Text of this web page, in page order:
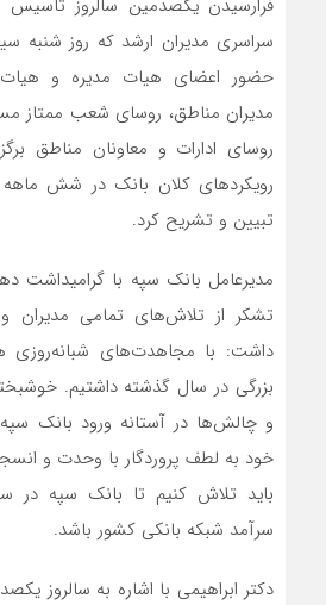
فرارسیدن یکصدمین سالروز
سراسری مدیران ارشد که روز شنبه
حضور اعضای هیات مدیره و هیات
مدیران مناطق، روسای شعب ممتاز
روسای ادارات و معاونان مناطق
تبیین و تشریح کرد.
مدیرعامل بانک سپه با گرامیداشت
تشکر از تلاش‌های تمامی مدیران و
داشت: با مجاهدت‌های شبانه‌روزی
بزرگی در سال گذشته داشتیم.
و چالش‌ها در آستانه ورود بانک
خود به لطف پروردگار با وحدت و
باید تلاش کنیم تا بانک سپه در
سرآمد شبکه بانکی کشور باشد.
دکتر ابراهیمی با اشاره به سالروز